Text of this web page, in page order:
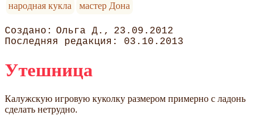
народная кукла
мастер Дона
Ольга Д.
23.09.2012
03.10.2013
Утешница
Калужскую игровую куколку размером примерно с ладонь
сделать нетрудно.